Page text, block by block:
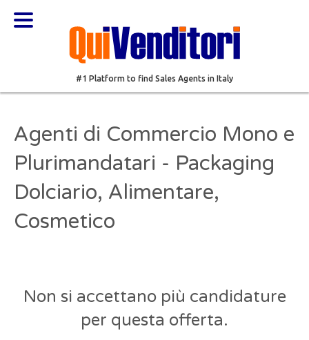
#1 Platform to find Sales Agents in Italy
Agenti di Commercio Mono e
Plurimandatari - Packaging
Dolciario, Alimentare,
Cosmetico
Non si accettano più candidature
per questa offerta.